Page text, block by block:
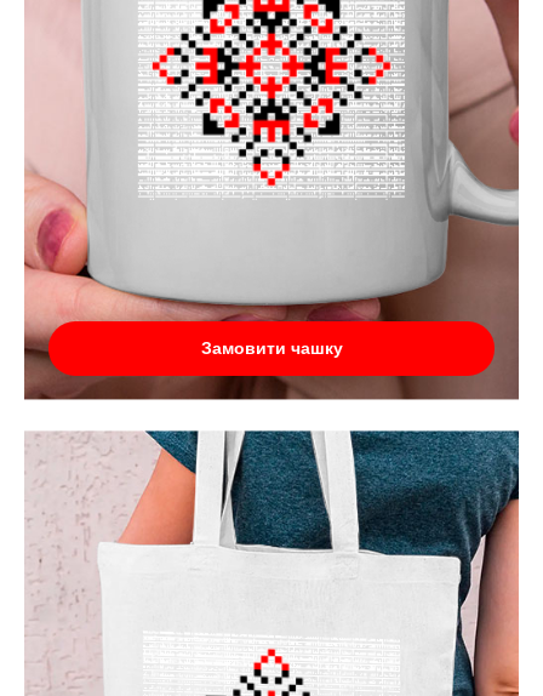
Замовити чашку